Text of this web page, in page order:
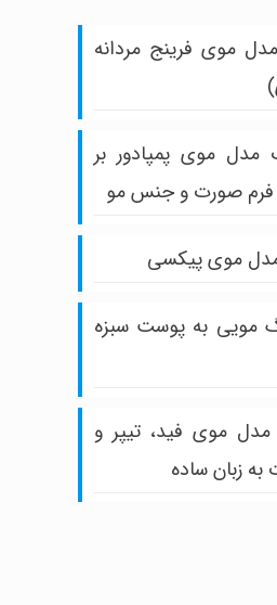
موی فرینج مردانه
مدل موی پمپادور بر
صورت و جنس مو
مدل موی پیکسی
مویی به پوست سبزه
مدل موی فید، تیپر و
به زبان ساده